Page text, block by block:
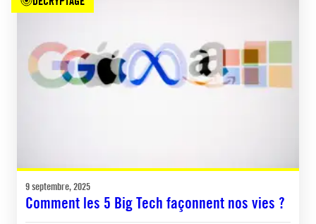
9 septembre, 2025
Comment les 5 Big Tech façonnent nos vies ?